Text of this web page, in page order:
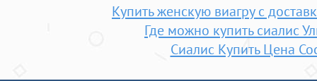
Купить женскую виагру с
Где можно купить сиалис
Сиалис Купить Цена